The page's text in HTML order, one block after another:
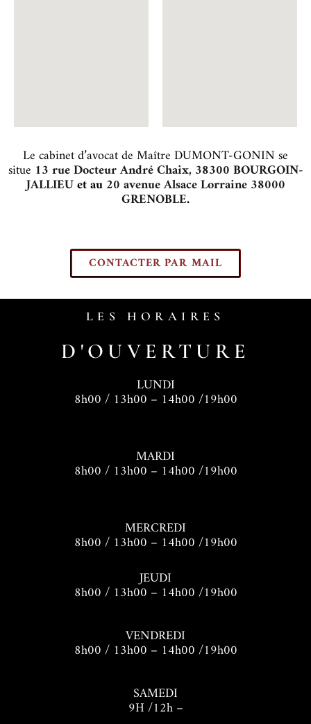
Le cabinet d’avocat de Maître DUMONT-GONIN se
situe 13 rue Docteur André Chaix, 38300 BOURGOIN-
JALLIEUet au20 avenue Alsace Lorraine 38000
GRENOBLE.
CONTACTER PAR MAIL
LES HORAIRES
D'OUVERTURE
LUNDI
8h00 / 13h00 – 14h00 /19h00
MARDI
8h00 / 13h00 – 14h00 /19h00
MERCREDI
8h00 / 13h00 – 14h00 /19h00
JEUDI
8h00 / 13h00 – 14h00 /19h00
VENDREDI
8h00 / 13h00 – 14h00 /19h00
SAMEDI
9H /12h –